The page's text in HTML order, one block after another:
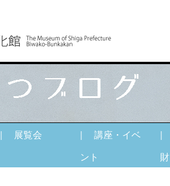
| 展覧会
| 講座・イベ
ント
|
財